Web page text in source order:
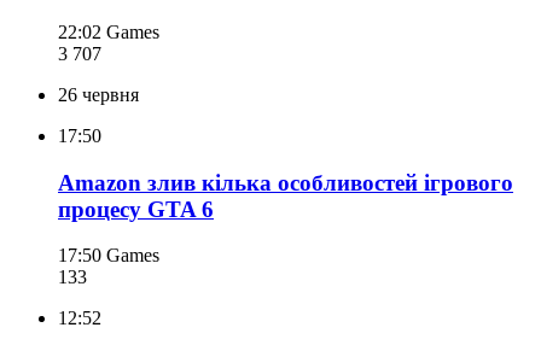
22:02 Games
3 707
26 червня
17:50
Amazon злив кілька особливостей ігрового
процесу GTA 6
17:50 Games
133
12:52